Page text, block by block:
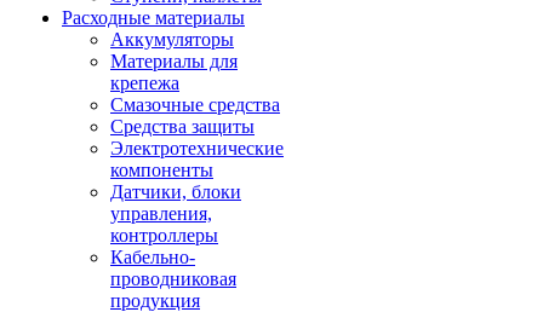
Расходные материалы
Аккумуляторы
Материалы для
крепежа
Смазочные средства
Средства защиты
Электротехнические
компоненты
Датчики, блоки
управления,
контроллеры
Кабельно-
проводниковая
продукция